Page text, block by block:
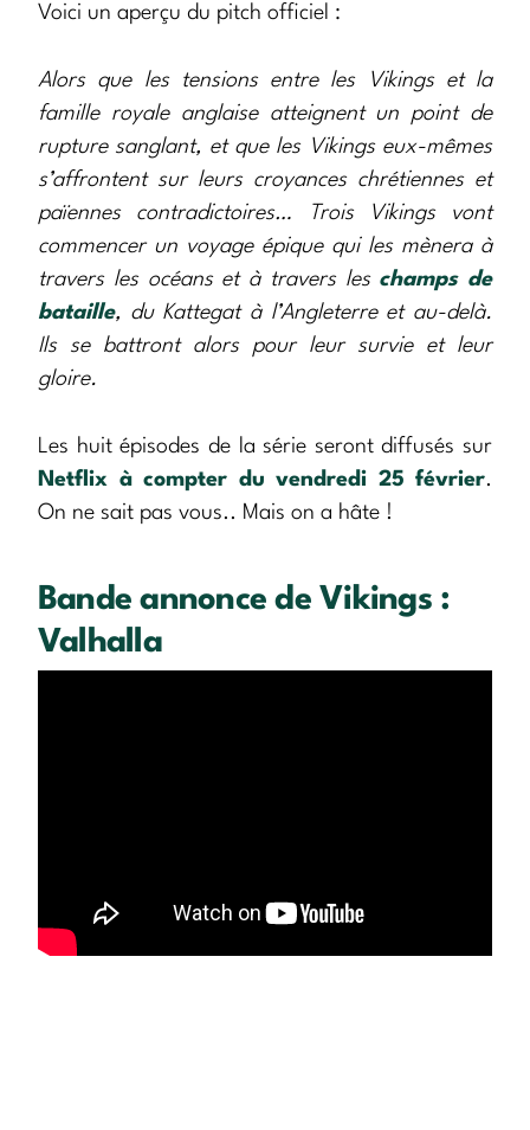
Voici un aperçu du pitch officiel :
Alors que les tensions entre les Vikings et la
famille royale anglaise atteignent un point de
rupture sanglant, et que les Vikings eux-mêmes
s’affrontent sur leurs croyances chrétiennes et
païennes contradictoires… Trois Vikings vont
commencer un voyage épique qui les mènera à
travers les océans et à travers les champs de
bataille, du Kattegat à l’Angleterre et au-delà.
Ils se battront alors pour leur survie et leur
gloire.
Les huit épisodes de la série seront diffusés sur
Netflix à compter du vendredi 25 février.
On ne sait pas vous.. Mais on a hâte !
Bande annonce de Vikings :
Valhalla